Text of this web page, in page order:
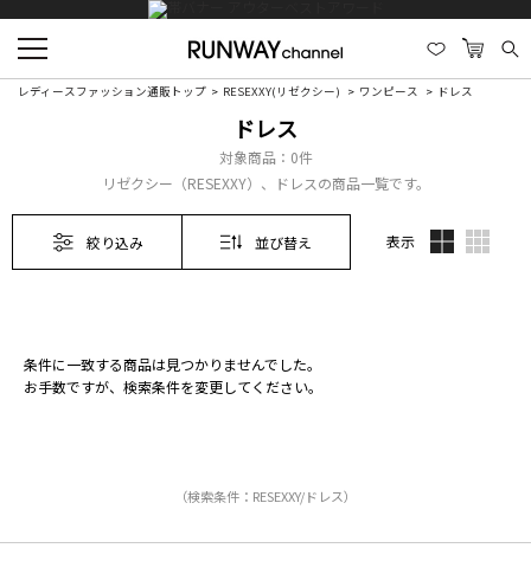
レディースファッション通販トップ RESEXXY(リゼクシー) ワンピース ドレス
ドレス
対象商品： 0件
リゼクシー（RESEXXY）、ドレスの商品一覧です。
絞り込み 並び替え 表示
条件に一致する商品は見つかりませんでした。
お手数ですが、検索条件を変更してください。
（検索条件：RESEXXY/ドレス）